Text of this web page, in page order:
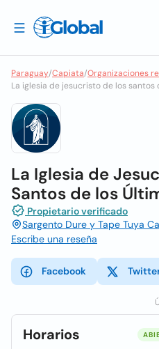
Paraguay/Capiata/Organizaciones
La iglesia de jesucristo de los santos
La Iglesia de
Santos de los
Propietario verificado
Sargento Dure y Tape Tuya
Escribe una reseña
Facebook
Horarios